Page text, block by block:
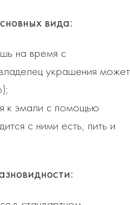
вида:
на время с
украшения может
к эмали с помощью
с ними есть, пить и
: